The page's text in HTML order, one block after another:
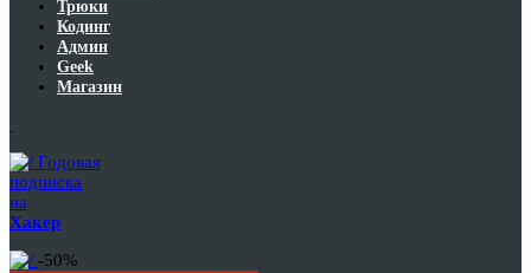
Трюки
Кодинг
Админ
Geek
Магазин
Годовая
подписка
на
Хакер
-50%